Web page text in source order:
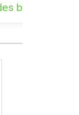
bras